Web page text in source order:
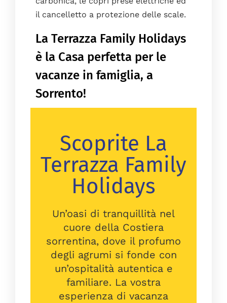
il cancelletto a protezione delle scale.
La Terrazza Family Holidays
è la Casa perfetta per le
vacanze in famiglia, a
Sorrento!
Scoprite La
Terrazza Family
Holidays
Un’oasi di tranquillità nel
cuore della Costiera
sorrentina, dove il profumo
degli agrumi si fonde con
un’ospitalità autentica e
familiare. La vostra
esperienza di vacanza